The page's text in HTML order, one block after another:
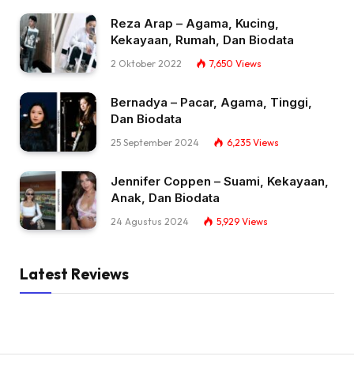
Reza Arap – Agama, Kucing,
Kekayaan, Rumah, Dan Biodata
2 Oktober 2022 7,650 Views
Bernadya – Pacar, Agama, Tinggi,
Dan Biodata
25 September 2024 6,235 Views
Jennifer Coppen – Suami, Kekayaan,
Anak, Dan Biodata
24 Agustus 2024 5,929 Views
Latest Reviews